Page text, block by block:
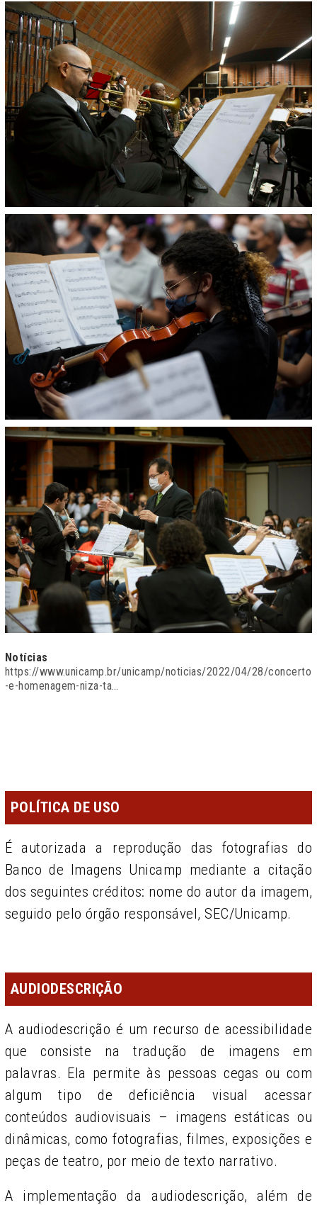
Notícias
https://www.unicamp.br/unicamp/noticias/2022/04/28/concerto
-e-homenagem-niza-ta…
POLÍTICA DE USO
É autorizada a reprodução das fotografias do
Banco de Imagens Unicamp mediante a citação
dos seguintes créditos: nome do autor da imagem,
seguido pelo órgão responsável, SEC/Unicamp.
AUDIODESCRIÇÃO
A audiodescrição é um recurso de acessibilidade
que consiste na tradução de imagens em
palavras. Ela permite às pessoas cegas ou com
algum tipo de deficiência visual acessar
conteúdos audiovisuais – imagens estáticas ou
dinâmicas, como fotografi­as, filmes, exposições e
peças de teatro, por meio de texto narrativo.
A implementação da audiodescrição, além de